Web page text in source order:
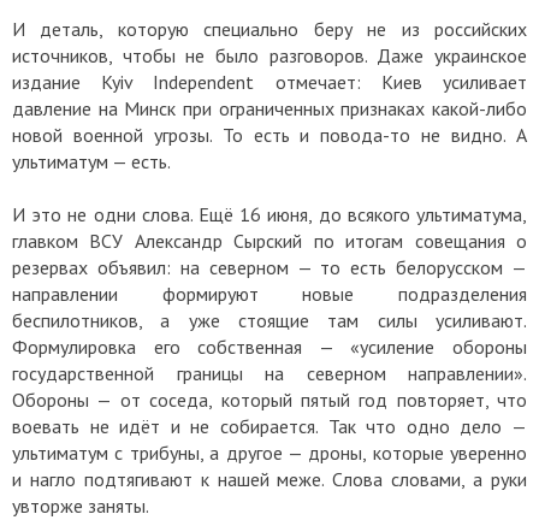
И деталь, которую специально беру не из российских
источников, чтобы не было разговоров. Даже украинское
издание Kyiv Independent отмечает: Киев усиливает
давление на Минск при ограниченных признаках какой-либо
новой военной угрозы. То есть и повода-то не видно. А
ультиматум — есть.
И это не одни слова. Ещё 16 июня, до всякого ультиматума,
главком ВСУ Александр Сырский по итогам совещания о
резервах объявил: на северном — то есть белорусском —
направлении формируют новые подразделения
беспилотников, а уже стоящие там силы усиливают.
Формулировка его собственная — «усиление обороны
государственной границы на северном направлении».
Обороны — от соседа, который пятый год повторяет, что
воевать не идёт и не собирается. Так что одно дело —
ультиматум с трибуны, а другое — дроны, которые уверенно
и нагло подтягивают к нашей меже. Слова словами, а руки
увторже заняты.